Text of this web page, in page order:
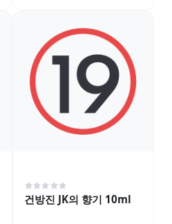
건방진 JK의 향기 10ml